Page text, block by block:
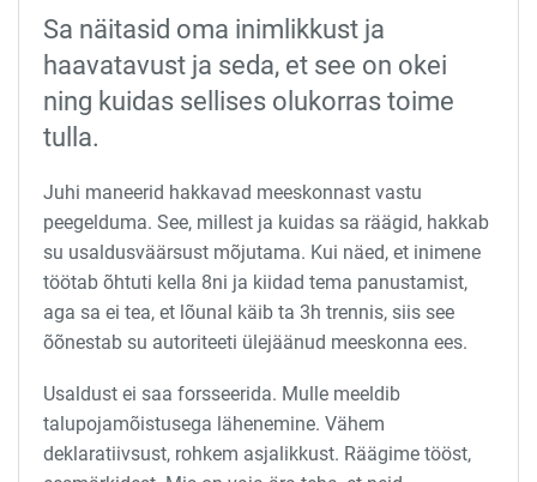
Sa näitasid oma inimlikkust ja
haavatavust ja seda, et see on okei
ning kuidas sellises olukorras toime
tulla.
Juhi maneerid hakkavad meeskonnast vastu
peegelduma. See, millest ja kuidas sa räägid, hakkab
su usaldusväärsust mõjutama. Kui näed, et inimene
töötab õhtuti kella 8ni ja kiidad tema panustamist,
aga sa ei tea, et lõunal käib ta 3h trennis, siis see
õõnestab su autoriteeti ülejäänud meeskonna ees.
Usaldust ei saa forsseerida. Mulle meeldib
talupojamõistusega lähenemine. Vähem
deklaratiivsust, rohkem asjalikkust. Räägime tööst,